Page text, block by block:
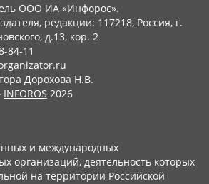
ООО ИА «Инфорос».
редакции: 117218, Россия, г.
д.13, кор. 2
84-11
Дорохова Н.В.
INFOROS 2026
и международных
организаций, деятельность которых
на территории Российской